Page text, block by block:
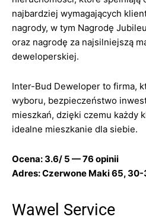
najbardziej wymagających
nagrody, w tym Nagrodę
oraz nagrodę za najsilniejszą
deweloperskiej.
Inter-Bud Deweloper to firma,
wyboru, bezpieczeństwo
mieszkań, dzięki czemu każdy
idealne mieszkanie dla siebie.
Ocena: 3.6/ 5 — 76 opinii
Adres: Czerwone Maki 65,
Wawel Service